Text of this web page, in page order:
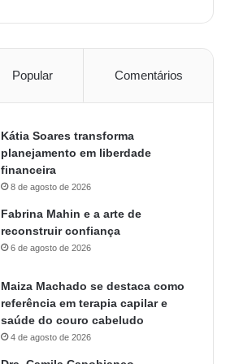
Popular Comentários
Kátia Soares transforma
planejamento em liberdade
financeira
8 de agosto de 2026
Fabrina Mahin e a arte de
reconstruir confiança
6 de agosto de 2026
Maiza Machado se destaca como
referência em terapia capilar e
saúde do couro cabeludo
4 de agosto de 2026